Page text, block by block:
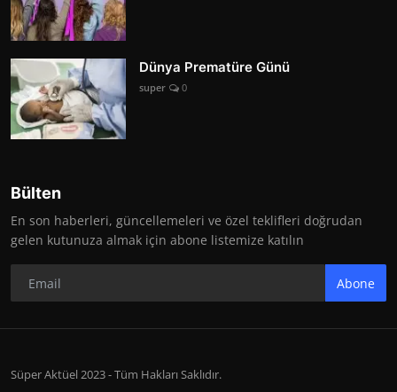
Dünya Prematüre Günü
super 0
Bülten
En son haberleri, güncellemeleri ve özel teklifleri doğrudan
gelen kutunuza almak için abone listemize katılın
Abone
Süper Aktüel 2023 - Tüm Hakları Saklıdır.